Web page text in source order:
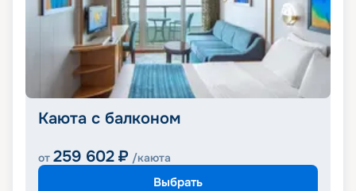
Каюта с балконом
от 259 602 ₽ /каюта
Выбрать